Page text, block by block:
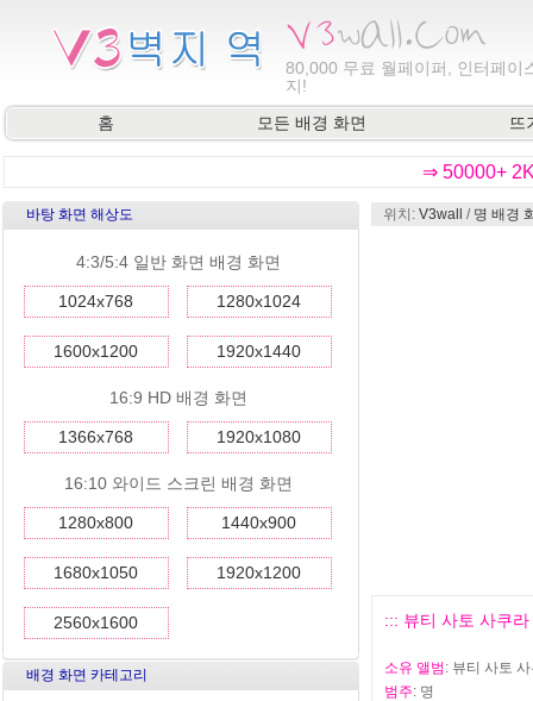
80,000 무료 월페이퍼, 인터페이
지!
홈
모든 배경 화면 뜨
⇒ 50000+
바탕 화면 해상도
4:3/5:4 일반 화면 배경 화면
1024x768 1280x1024
1600x1200 1920x1440
16:9 HD 배경 화면
1366x768 1920x1080
16:10 와이드 스크린 배경 화면
1280x800 1440x900
1680x1050 1920x1200
2560x1600
배경 화면 카테고리
위치: V3wall / 명 배경
::: 뷰티 사토 사쿠
소유 앨범 : 뷰티 사토
범주: 명